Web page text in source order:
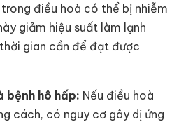
điều hoà có thể bị nhiễm
giảm hiệu suất làm lạnh
gian cần để đạt được
bệnh hô hấp: Nếu điều hoà
cách, có nguy cơ gây dị ứng